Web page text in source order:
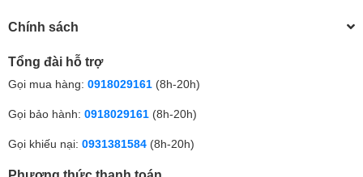
Chính sách
Tổng đài hỗ trợ
Gọi mua hàng: 0918029161 (8h-20h)
Gọi bảo hành: 0918029161 (8h-20h)
Gọi khiếu nại: 0931381584 (8h-20h)